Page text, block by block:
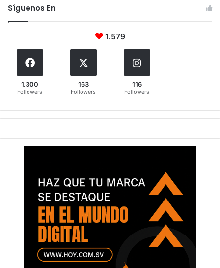
Síguenos En
1.579
1.300
Followers
163
Followers
116
Followers